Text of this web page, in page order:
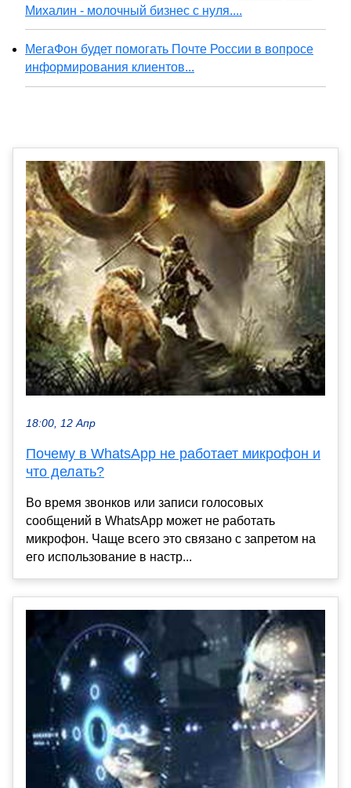
Михалин - молочный бизнес с нуля....
МегаФон будет помогать Почте России в вопросе
информирования клиентов...
18:00, 12 Апр
Почему в WhatsApp не работает микрофон и
что делать?
Во время звонков или записи голосовых
сообщений в WhatsApp может не работать
микрофон. Чаще всего это связано с запретом на
его использование в настр...